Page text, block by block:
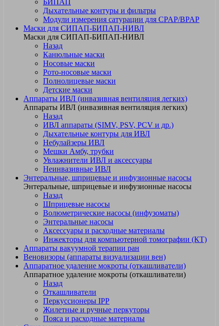
БИПАП
Дыхательные контуры и фильтры
Модули измерения сатурации для CPAP/BPAP
Маски для СИПАП-БИПАП-НИВЛ
Маски для СИПАП-БИПАП-НИВЛ
Назад
Канюльные маски
Носовые маски
Рото-носовые маски
Полнолицевые маски
Детские маски
Аппараты ИВЛ (инвазивная вентиляция легких)
Аппараты ИВЛ (инвазивная вентиляция легких)
Назад
ИВЛ аппараты (SIMV, PSV, PCV и др.)
Дыхательные контуры для ИВЛ
Небулайзеры ИВЛ
Мешки Амбу, трубки
Увлажнители ИВЛ и аксессуары
Неинвазивные ИВЛ
Энтеральные, шприцевые и инфузионные насосы
Энтеральные, шприцевые и инфузионные насосы
Назад
Шприцевые насосы
Волюметрические насосы (инфузоматы)
Энтеральные насосы
Аксессуары и расходные материалы
Инжекторы для компьютерной томографии (КТ)
Аппараты вакуумной терапии ран
Веновизоры (аппараты визуализации вен)
Аппаратное удаление мокроты (откашливатели)
Аппаратное удаление мокроты (откашливатели)
Назад
Откашливатели
Перкуссионеры IPP
Жилетные и ручные перкуторы
Пояса и расходные материалы